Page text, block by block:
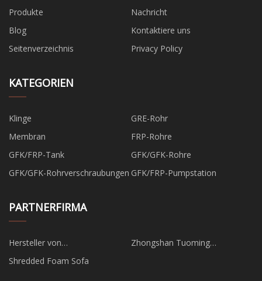
Produkte
Nachricht
Blog
Kontaktiere uns
Seitenverzeichnis
Privacy Policy
KATEGORIEN
Klinge
GRE-Rohr
Membran
FRP-Rohre
GFK/FRP-Tank
GFK/GFK-Rohre
GFK/GFK-Rohrverschraubungen GFK/FRP-Pumpstation
PARTNERFIRMA
Hersteller von
Stahlkonstruktionen in China
Zhongshan Tuoming
Shredded Foam Sofa